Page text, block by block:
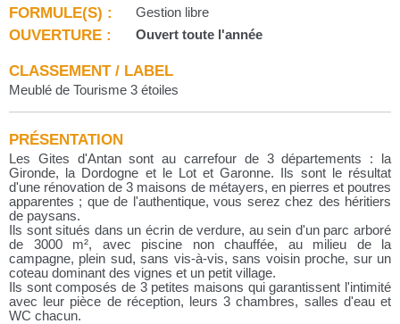
FORMULE(S) : Gestion libre
OUVERTURE : Ouvert toute l'année
CLASSEMENT / LABEL
Meublé de Tourisme 3 étoiles
PRÉSENTATION
Les Gites d'Antan sont au carrefour de 3 départements : la
Gironde, la Dordogne et le Lot et Garonne. Ils sont le résultat
d'une rénovation de 3 maisons de métayers, en pierres et poutres
apparentes ; que de l'authentique, vous serez chez des héritiers
de paysans.
Ils sont situés dans un écrin de verdure, au sein d'un parc arboré
de 3000 m², avec piscine non chauffée, au milieu de la
campagne, plein sud, sans vis-à-vis, sans voisin proche, sur un
coteau dominant des vignes et un petit village.
Ils sont composés de 3 petites maisons qui garantissent l'intimité
avec leur pièce de réception, leurs 3 chambres, salles d'eau et
WC chacun.